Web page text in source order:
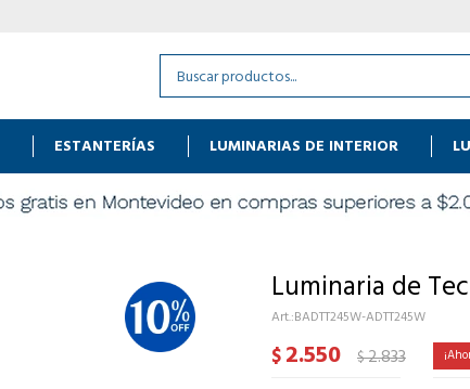
ESTANTERÍAS LUMINARIAS DE INTERIOR
Luminaria de
BADTT245W-ADTT245W
$2.550 $2.833